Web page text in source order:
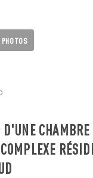
CHAMBRE